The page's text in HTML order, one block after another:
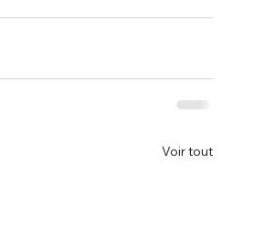
Voir tout